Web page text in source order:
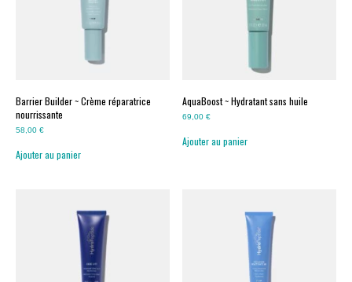
Barrier Builder ~ Crème réparatrice
nourrissante
58,00 €
Ajouter au panier
AquaBoost ~ Hydratant sans huile
69,00€
Ajouter au panier